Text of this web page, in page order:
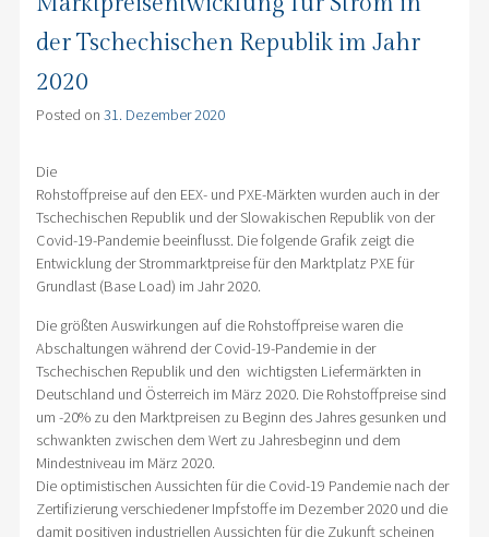
der Tschechischen Republik im Jahr
2020
Posted on 31. Dezember 2020
Die
Rohstoffpreise auf den EEX- und PXE-Märkten wurden auch in der
Tschechischen Republik und der Slowakischen Republik von der
Covid-19-Pandemie beeinflusst. Die folgende Grafik zeigt die
Entwicklung der Strommarktpreise für den Marktplatz PXE für
Grundlast (Base Load) im Jahr 2020.
Die größten Auswirkungen auf die Rohstoffpreise waren die
Abschaltungen während der Covid-19-Pandemie in der
Tschechischen Republik und den wichtigsten Liefermärkten in
Deutschland und Österreich im März 2020. Die Rohstoffpreise sind
um -20% zu den Marktpreisen zu Beginn des Jahres gesunken und
schwankten zwischen dem Wert zu Jahresbeginn und dem
Mindestniveau im März 2020.
Die optimistischen Aussichten für die Covid-19 Pandemie nach der
Zertifizierung verschiedener Impfstoffe im Dezember 2020 und die
damit positiven industriellen Aussichten für die Zukunft scheinen